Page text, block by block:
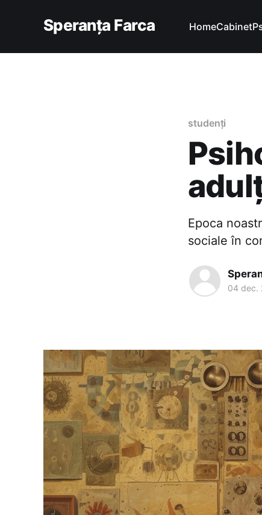
Speranța Farca HomeCabinet
studenți
Epoca
sociale în
04 dec.